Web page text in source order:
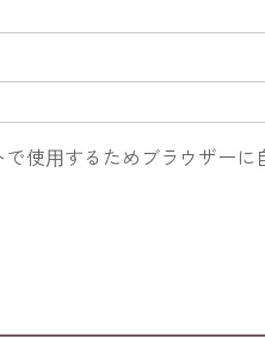
使用するためブラウザーに